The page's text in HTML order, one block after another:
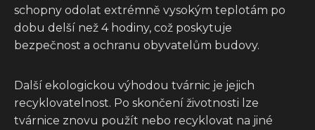
schopny odolat extrémně vysokým teplotám po
dobu delší než 4 hodiny, což poskytuje
bezpečnost a ochranu obyvatelům budovy.
Další ekologickou výhodou tvárnic je jejich
recyklovatelnost. Po skončení životnosti lze
tvárnice znovu použít nebo recyklovat na jiné